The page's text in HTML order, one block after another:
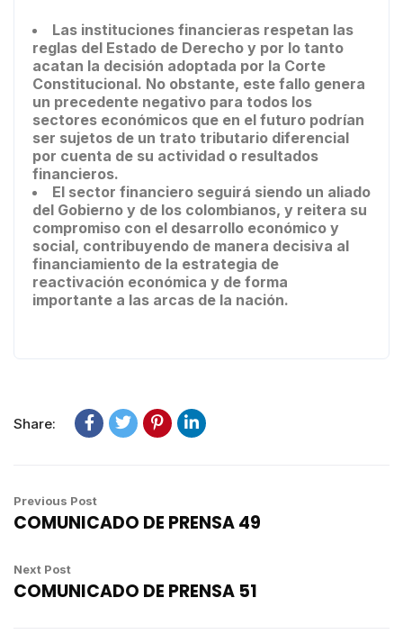
Las instituciones financieras respetan las
reglas del Estado de Derecho y por lo tanto
acatan la decisión adoptada por la Corte
Constitucional. No obstante, este fallo genera
un precedente negativo para todos los
sectores económicos que en el futuro podrían
ser sujetos de un trato tributario diferencial
por cuenta de su actividad o resultados
financieros.
El sector financiero seguirá siendo un aliado
del Gobierno y de los colombianos, y reitera su
compromiso con el desarrollo económico y
social, contribuyendo de manera decisiva al
financiamiento de la estrategia de
reactivación económica y de forma
importante a las arcas de la nación.
Share:
Previous Post
COMUNICADO DE PRENSA 49
Next Post
COMUNICADO DE PRENSA 51